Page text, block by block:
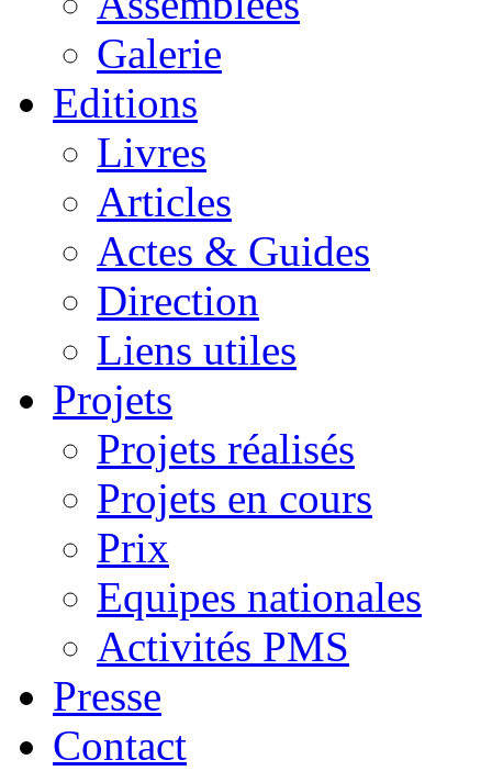
Galerie
Editions
Livres
Articles
Actes & Guides
Direction
Liens utiles
Projets
Projets réalisés
Projets en cours
Prix
Equipes nationales
Activités PMS
Presse
Contact